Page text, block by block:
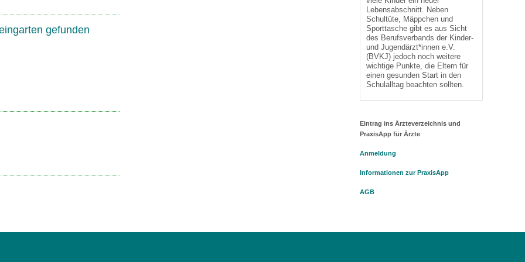
gefunden
Lebensabschnitt. Neben
Schultüte, Mäppchen und
Sporttasche gibt es aus Sicht
des Berufsverbands der Kinder-
und Jugendärzt*innen e.V.
(BVKJ) jedoch noch weitere
wichtige Punkte, die Eltern für
einen gesunden Start in den
Schulalltag beachten sollten.
Eintrag ins Ärzteverzeichnis und
PraxisApp für Ärzte
Anmeldung
Informationen zur PraxisApp
AGB